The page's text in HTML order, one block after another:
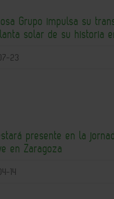
Grupo impulsa su
solar de su historia
23
presente en la
en Zaragoza
14